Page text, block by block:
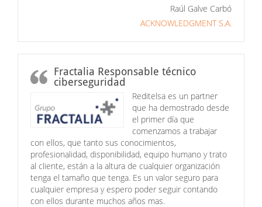
Raúl Galve Carbó
ACKNOWLEDGMENT S.A.
Fractalia Responsable técnico
ciberseguridad
Reditelsa es un partner
que ha demostrado desde
el primer día que
comenzamos a trabajar
con ellos, que tanto sus conocimientos,
profesionalidad, disponibilidad, equipo humano y trato
al cliente, están a la altura de cualquier organización
tenga el tamaño que tenga. Es un valor seguro para
cualquier empresa y espero poder seguir contando
con ellos durante muchos años mas.